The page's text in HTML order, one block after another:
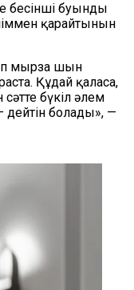
бесінші буынды
қарайтынын
мырза шын
Құдай қаласа,
бүкіл әлем
дейтін болады», —